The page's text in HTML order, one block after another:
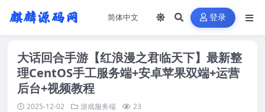
登录
大话回合手游【红浪漫之君临天下】最新整
理CentOS手工服务端+安卓苹果双端+运营
后台+视频教程
2025-12-02 游戏服务端 23